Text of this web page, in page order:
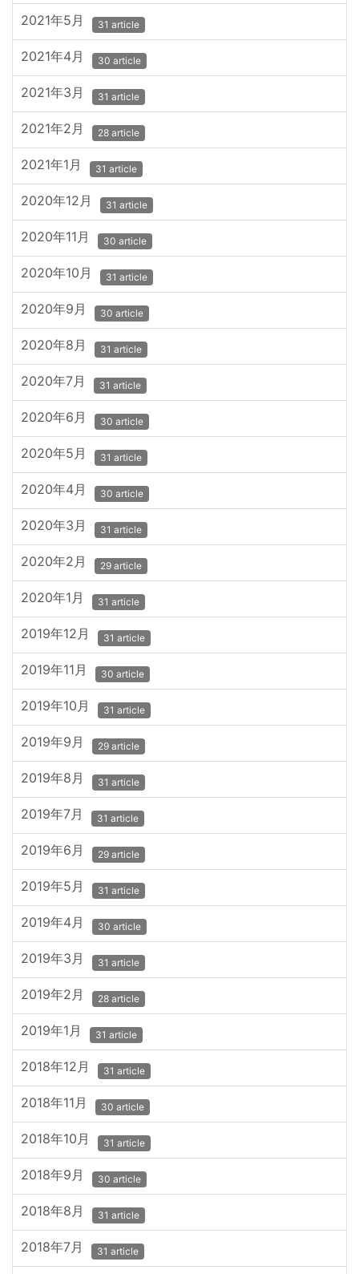
2021年5月 31 article
2021年4月 30 article
2021年3月 31 article
2021年2月 28 article
2021年1月 31 article
2020年12月 31 article
2020年11月 30 article
2020年10月 31 article
2020年9月 30 article
2020年8月 31 article
2020年7月 31 article
2020年6月 30 article
2020年5月 31 article
2020年4月 30 article
2020年3月 31 article
2020年2月 29 article
2020年1月 31 article
2019年12月 31 article
2019年11月 30 article
2019年10月 31 article
2019年9月 29 article
2019年8月 31 article
2019年7月 31 article
2019年6月 29 article
2019年5月 31 article
2019年4月 30 article
2019年3月 31 article
2019年2月 28 article
2019年1月 31 article
2018年12月 31 article
2018年11月 30 article
2018年10月 31 article
2018年9月 30 article
2018年8月 31 article
2018年7月 31 article